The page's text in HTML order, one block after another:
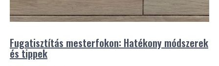
Fugatisztítás mesterfokon: Hatékony módszerek
és tippek